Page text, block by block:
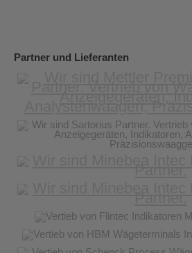
Partner und Lieferanten